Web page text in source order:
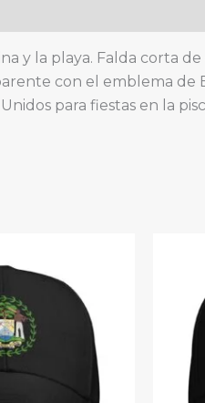
y la playa. Falda corta
con el emblema de
para fiestas en la